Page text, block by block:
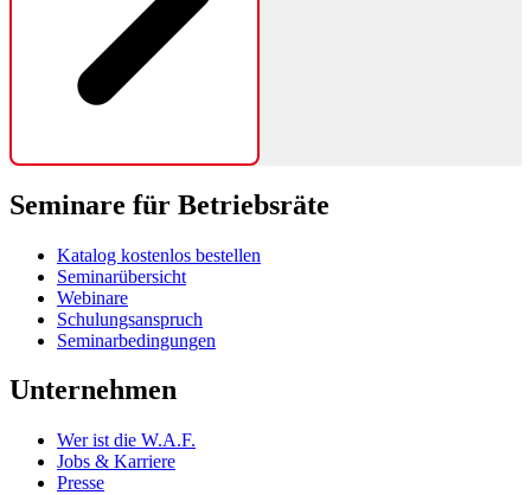
Seminare für Betriebsräte
Katalog kostenlos bestellen
Seminarübersicht
Webinare
Schulungsanspruch
Seminarbedingungen
Unternehmen
Wer ist die W.A.F.
Jobs & Karriere
Presse